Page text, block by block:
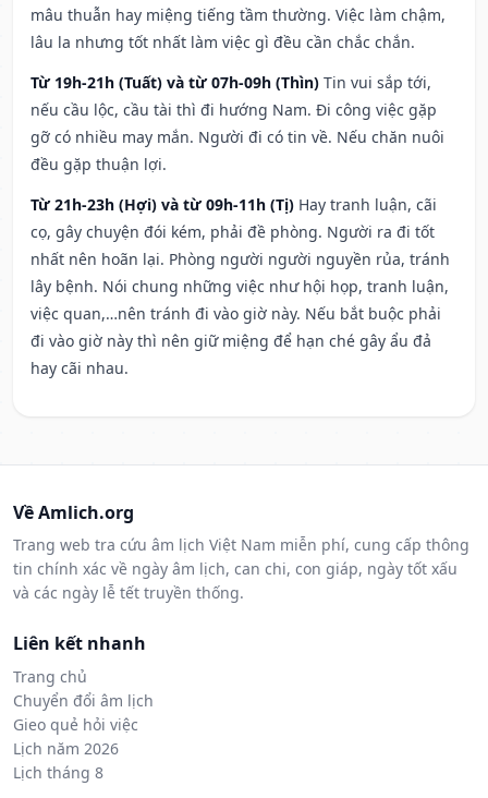
mâu thuẫn hay miệng tiếng tầm thường. Việc làm chậm,
lâu la nhưng tốt nhất làm việc gì đều cần chắc chắn.
Từ 19h-21h (Tuất) và từ 07h-09h (Thìn) Tin vui sắp tới,
nếu cầu lộc, cầu tài thì đi hướng Nam. Đi công việc gặp
gỡ có nhiều may mắn. Người đi có tin về. Nếu chăn nuôi
đều gặp thuận lợi.
Từ 21h-23h (Hợi) và từ 09h-11h (Tị) Hay tranh luận, cãi
cọ, gây chuyện đói kém, phải đề phòng. Người ra đi tốt
nhất nên hoãn lại. Phòng người người nguyền rủa, tránh
lây bệnh. Nói chung những việc như hội họp, tranh luận,
việc quan,…nên tránh đi vào giờ này. Nếu bắt buộc phải
đi vào giờ này thì nên giữ miệng để hạn ché gây ẩu đả
hay cãi nhau.
Về Amlich.org
Trang web tra cứu âm lịch Việt Nam miễn phí, cung cấp thông
tin chính xác về ngày âm lịch, can chi, con giáp, ngày tốt xấu
và các ngày lễ tết truyền thống.
Liên kết nhanh
Trang chủ
Chuyển đổi âm lịch
Gieo quẻ hỏi việc
Lịch năm 2026
Lịch tháng 8